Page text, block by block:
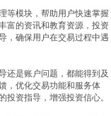
等模块，帮助用户快速掌握
富的资讯和教育资源，投资
，确保用户在交易过程中遇
还是账户问题，都能得到及
，优化交易功能和服务体
资指导，增强投资信心。